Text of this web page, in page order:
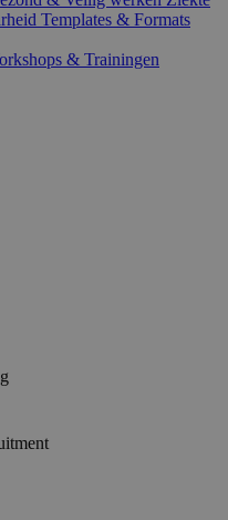
Templates & Formats
& Trainingen